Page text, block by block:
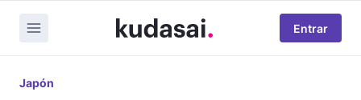
Entrar
Japón